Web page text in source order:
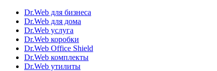
Dr.Web для бизнеса
Dr.Web для дома
Dr.Web услуга
Dr.Web коробки
Dr.Web Office Shield
Dr.Web комплекты
Dr.Web утилиты